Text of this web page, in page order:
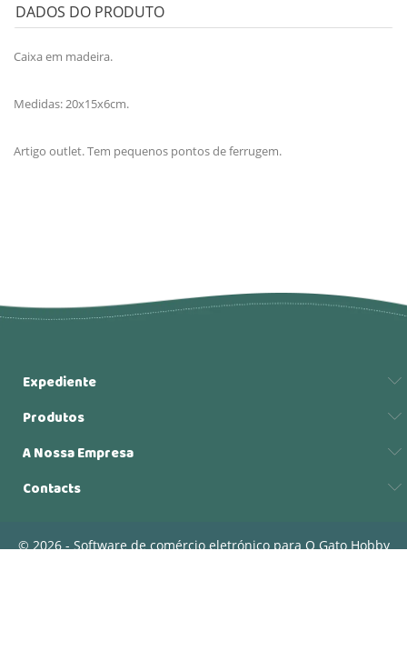
DADOS DO PRODUTO
Caixa em madeira.
Medidas: 20x15x6cm.
Artigo outlet. Tem pequenos pontos de ferrugem.
Expediente
Produtos
A Nossa Empresa
Contacts
© 2026 - Software de comércio eletrónico para O Gato Hobby